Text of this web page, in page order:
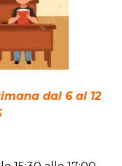
dal 6 al 12